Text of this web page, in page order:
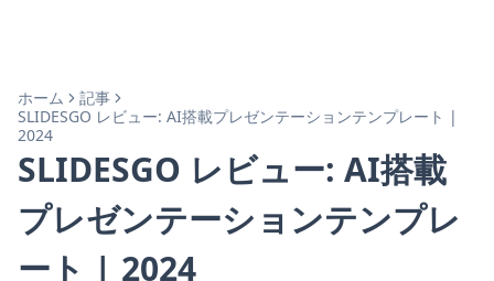
ホーム
記事
SLIDESGO レビュー: AI搭載プレゼンテーションテンプレート |
2024
SLIDESGO レビュー: AI搭載
プレゼンテーションテンプレ
ート | 2024